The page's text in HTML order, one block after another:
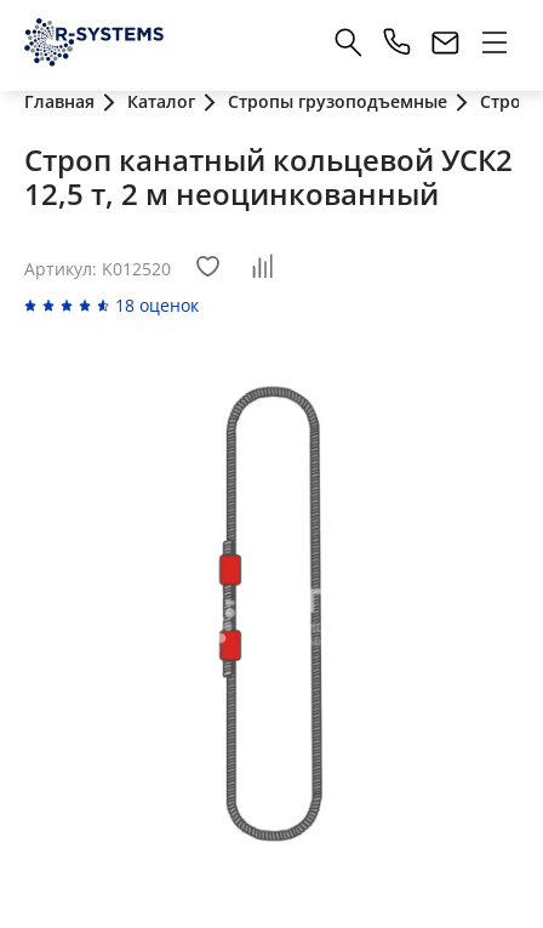
Главная Каталог Стропы грузоподъемные
Строп канатный кольцевой УСК2
12,5 т, 2 м неоцинкованный
Артикул: K012520
18 оценок